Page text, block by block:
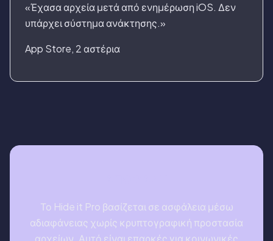
«Έχασα αρχεία μετά από ενημέρωση iOS. Δεν
υπάρχει σύστημα ανάκτησης.»
App Store, 2 αστέρια
Το Hide it Pro βασίζεται σε ασφάλεια μέσω
αδιαφάνειας χωρίς κρυπτογραφική προστασία
αρχείων. Αυτό είναι επαρκές για κοινωνικές